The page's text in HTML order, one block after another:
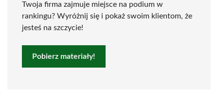
Twoja firma zajmuje miejsce na podium w
rankingu? Wyróżnij się i pokaż swoim klientom, że
jesteś na szczycie!
Pobierz materiały!